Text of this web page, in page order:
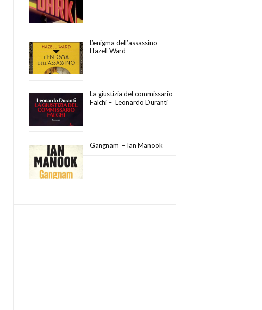
L’enigma dell’assassino –
Hazell Ward
La giustizia del commissario
Falchi – Leonardo Duranti
Gangnam – Ian Manook